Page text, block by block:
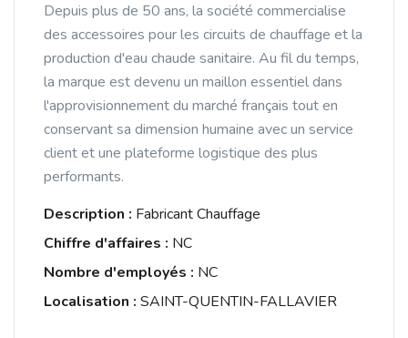
Depuis plus de 50 ans, la société commercialise
des accessoires pour les circuits de chauffage et la
production d'eau chaude sanitaire. Au fil du temps,
la marque est devenu un maillon essentiel dans
l'approvisionnement du marché français tout en
conservant sa dimension humaine avec un service
client et une plateforme logistique des plus
performants.
Description : Fabricant Chauffage
Chiffre d'affaires : NC
Nombre d'employés : NC
Localisation : SAINT-QUENTIN-FALLAVIER